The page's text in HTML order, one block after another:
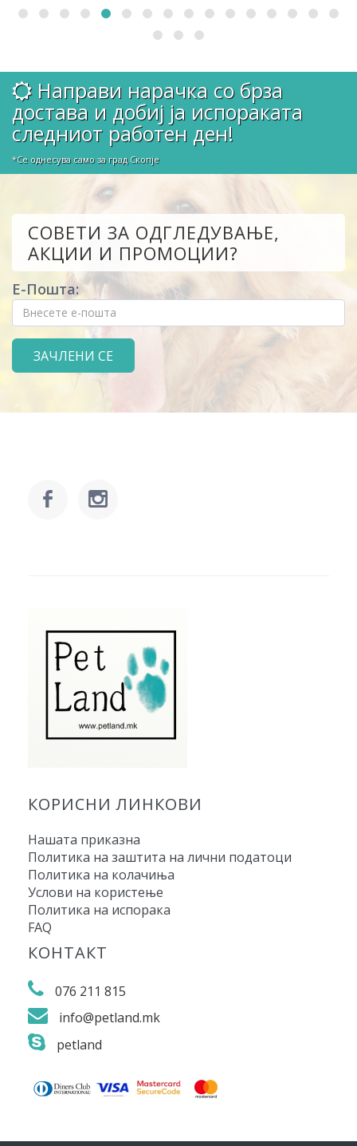
Направи нарачка со брза
достава и добиј ја испораката
следниот работен ден!
*Се однесува само за град Скопје
СОВЕТИ ЗА ОДГЛЕДУВАЊЕ,
АКЦИИ И ПРОМОЦИИ?
Е-Пошта:
КОРИСНИ ЛИНКОВИ
Нашата приказна
Политика на заштита на лични податоци
Политика на колачиња
Услови на користење
Политика на испорака
FAQ
КОНТАКТ
076 211 815
info@petland.mk
petland